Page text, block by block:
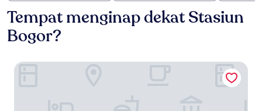
Tempat menginap dekat Stasiun
Bogor?
Hotel Salak The Heritage